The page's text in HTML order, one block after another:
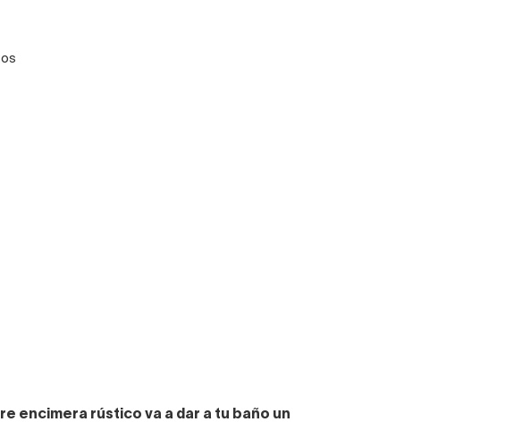
encimera rústico va a dar a tu baño un